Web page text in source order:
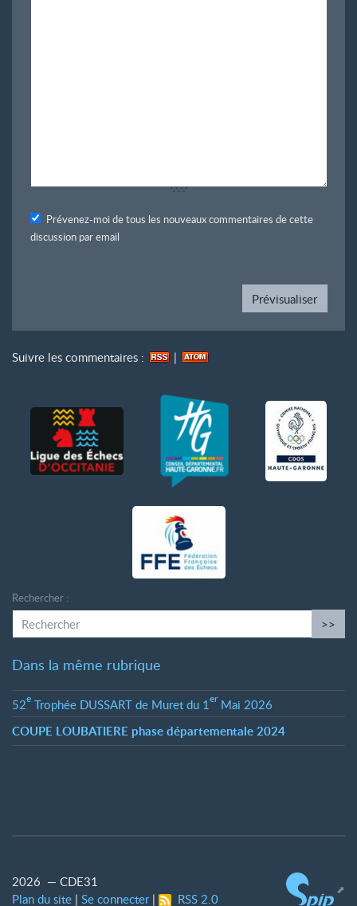
Prévenez-moi de tous les nouveaux commentaires de cette
discussion par email
Suivre les commentaires : |
Rechercher :
>>
Dans la même rubrique
52e Trophée DUSSART de Muret du 1er Mai 2026
COUPE LOUBATIERE phase départementale 2024
2026 — CDE31
Plan du site | Se connecter| RSS 2.0